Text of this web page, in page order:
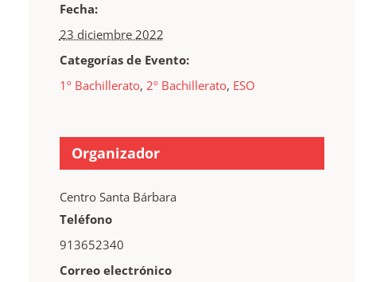
Fecha:
23 diciembre 2022
Categorías de Evento:
1º Bachillerato, 2º Bachillerato, ESO
Organizador
Centro Santa Bárbara
Teléfono
913652340
Correo electrónico